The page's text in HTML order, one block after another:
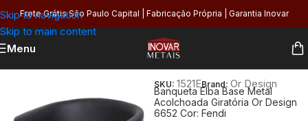
Skip to navigation
Skip to main content
Frete Grátis São Paulo Capital | Fabricação Própria | Garantia Inovar
Menu
SKU: 1521EBrand: Or Design
Banqueta Elba Base Metal
Acolchoada Giratória Or Design
6652 Cor: Fendi